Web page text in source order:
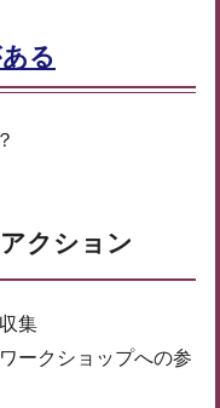
る
クション
集
ークショップへの参